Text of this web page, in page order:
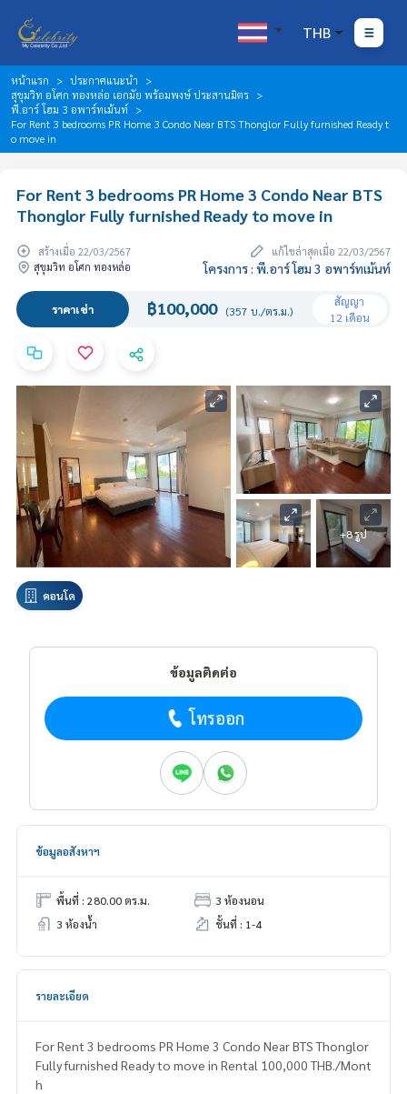
THB
หน้าแรก
ประกาศแนะนำ
สุขุมวิท อโศก ทองหล่อ เอกมัย พร้อมพงษ์ ประสานมิตร
พี.อาร์ โฮม 3 อพาร์ทเม้นท์
For Rent 3 bedrooms PR Home 3 Condo Near BTS Thonglor Fully furnished Ready t
o move in
For Rent 3 bedrooms PR Home 3 Condo Near BTS
Thonglor Fully furnished Ready to move in
สร้างเมื่อ 22/03/2567
แก้ไขล่าสุดเมื่อ 22/03/2567
สุขุมวิท อโศก ทองหล่อ
โครงการ : พี.อาร์ โฮม 3 อพาร์ทเม้นท์
ราคาเช่า ฿100,000 (357 บ./ตร.ม.)
สัญญา
12 เดือน
+8 รูป
คอนโด
ข้อมูลติดต่อ
โทรออก
ข้อมูลอสังหาฯ
พื้นที่ : 280.00 ตร.ม.
3 ห้องนอน
3 ห้องน้ำ
ชั้นที่ : 1-4
รายละเอียด
For Rent 3 bedrooms PR Home 3 Condo Near BTS Thonglor
Fully furnished Ready to move in Rental 100,000 THB./Mont
h